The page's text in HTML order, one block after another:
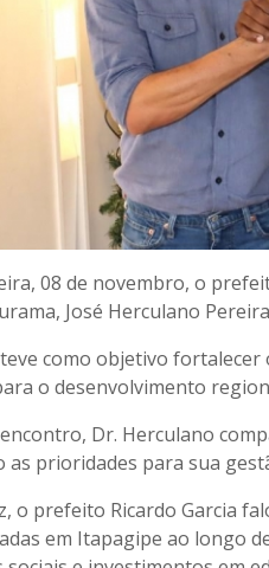
08 de novembro, o
José Herculano
como objetivo
o desenvolvimento
Dr. Herculano
as prioridades para sua
o prefeito Ricardo Garcia
em Itapagipe ao longo